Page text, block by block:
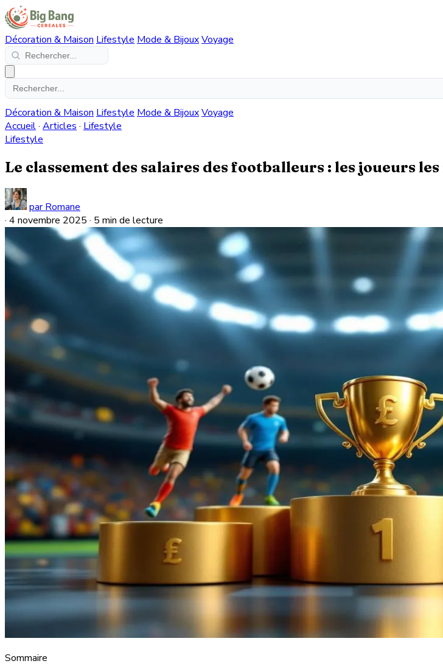
Décoration & Maison Lifestyle Mode & BijouxVoyage
Décoration & Maison Lifestyle Mode & BijouxVoyage
Accueil· Articles · Lifestyle
Lifestyle
Le classement des salaires des footballeurs : les joueurs
par Romane
· 4 novembre 2025 · 5 min de lecture
Sommaire